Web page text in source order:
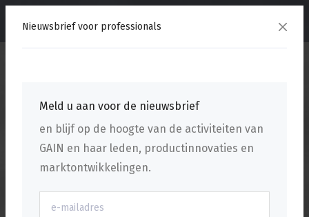
Nieuwsbrief voor professionals
Meld u aan voor de nieuwsbrief
en blijf op de hoogte van de activiteiten van
GAIN en haar leden, productinnovaties en
marktontwikkelingen.